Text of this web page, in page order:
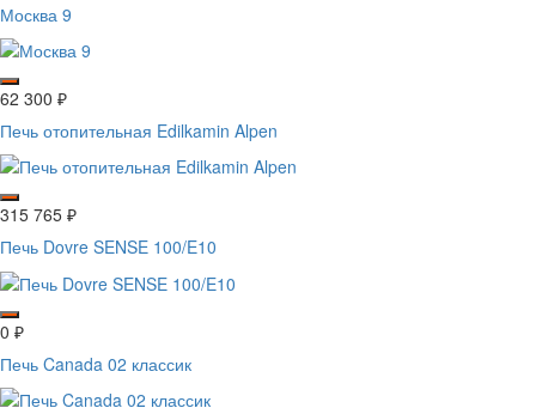
Москва 9
62 300 ₽
Печь отопительная Edilkamin Alpen
315 765 ₽
Печь Dovre SENSE 100/E10
0 ₽
Печь Canada 02 классик